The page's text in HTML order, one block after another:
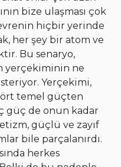
bize ulaşması çok
hiçbir yerinde
her şey bir atom ve
Bu senaryo,
yerçekiminin ne
Yerçekimi,
temel güçten
güç de onun kadar
güçlü ve zayıf
bile parçalanırdı.
herkes